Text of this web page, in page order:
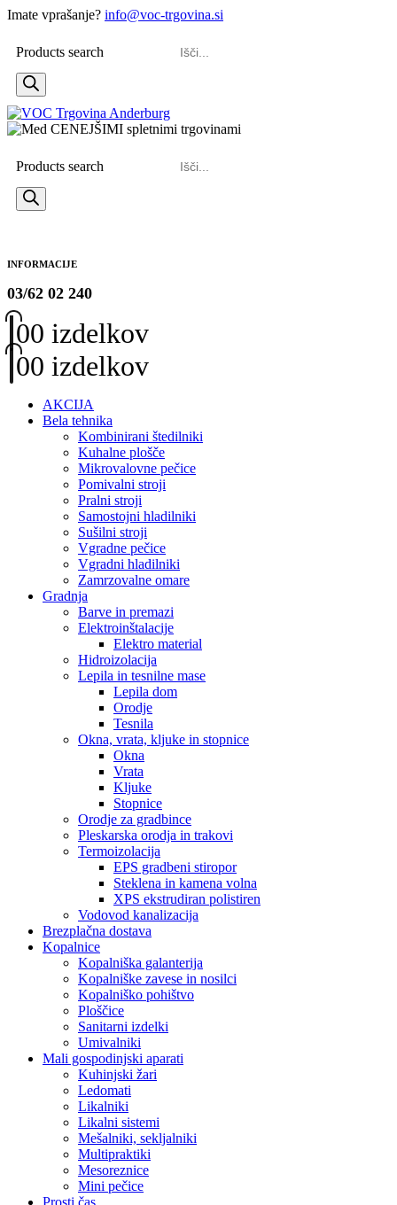
Imate vprašanje? info@voc-trgovina.si
Products search
Products search
INFORMACIJE
03/62 02 240
00 izdelkov
00 izdelkov
AKCIJA
Bela tehnika
Kombinirani štedilniki
Kuhalne plošče
Mikrovalovne pečice
Pomivalni stroji
Pralni stroji
Samostojni hladilniki
Sušilni stroji
Vgradne pečice
Vgradni hladilniki
Zamrzovalne omare
Gradnja
Barve in premazi
Elektroinštalacije
Elektro material
Hidroizolacija
Lepila in tesnilne mase
Lepila dom
Orodje
Tesnila
Okna, vrata, kljuke in stopnice
Okna
Vrata
Kljuke
Stopnice
Orodje za gradbince
Pleskarska orodja in trakovi
Termoizolacija
EPS gradbeni stiropor
Steklena in kamena volna
XPS ekstrudiran polistiren
Vodovod kanalizacija
Brezplačna dostava
Kopalnice
Kopalniška galanterija
Kopalniške zavese in nosilci
Kopalniško pohištvo
Ploščice
Sanitarni izdelki
Umivalniki
Mali gospodinjski aparati
Kuhinjski žari
Ledomati
Likalniki
Likalni sistemi
Mešalniki, sekljalniki
Multipraktiki
Mesoreznice
Mini pečice
Prosti čas